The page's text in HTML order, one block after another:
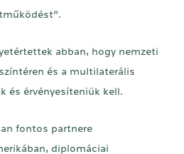
abban, hogy nemzeti
és a multilaterális
és érvényesíteniük kell.
fontos partnere
diplomáciai